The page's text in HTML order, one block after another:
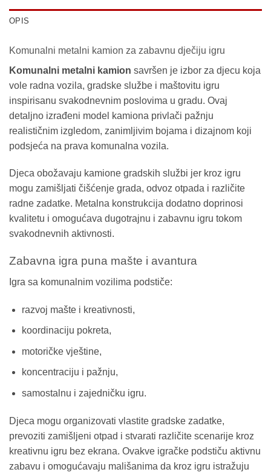
OPIS
Komunalni metalni kamion za zabavnu dječiju igru
Komunalni metalni kamion savršen je izbor za djecu koja
vole radna vozila, gradske službe i maštovitu igru
inspirisanu svakodnevnim poslovima u gradu. Ovaj
detaljno izrađeni model kamiona privlači pažnju
realističnim izgledom, zanimljivim bojama i dizajnom koji
podsjeća na prava komunalna vozila.
Djeca obožavaju kamione gradskih službi jer kroz igru
mogu zamišljati čišćenje grada, odvoz otpada i različite
radne zadatke. Metalna konstrukcija dodatno doprinosi
kvalitetu i omogućava dugotrajnu i zabavnu igru tokom
svakodnevnih aktivnosti.
Zabavna igra puna mašte i avantura
Igra sa komunalnim vozilima podstiče:
razvoj mašte i kreativnosti,
koordinaciju pokreta,
motoričke vještine,
koncentraciju i pažnju,
samostalnu i zajedničku igru.
Djeca mogu organizovati vlastite gradske zadatke,
prevoziti zamišljeni otpad i stvarati različite scenarije kroz
kreativnu igru bez ekrana. Ovakve igračke podstiču aktivnu
zabavu i omogućavaju mališanima da kroz igru istražuju